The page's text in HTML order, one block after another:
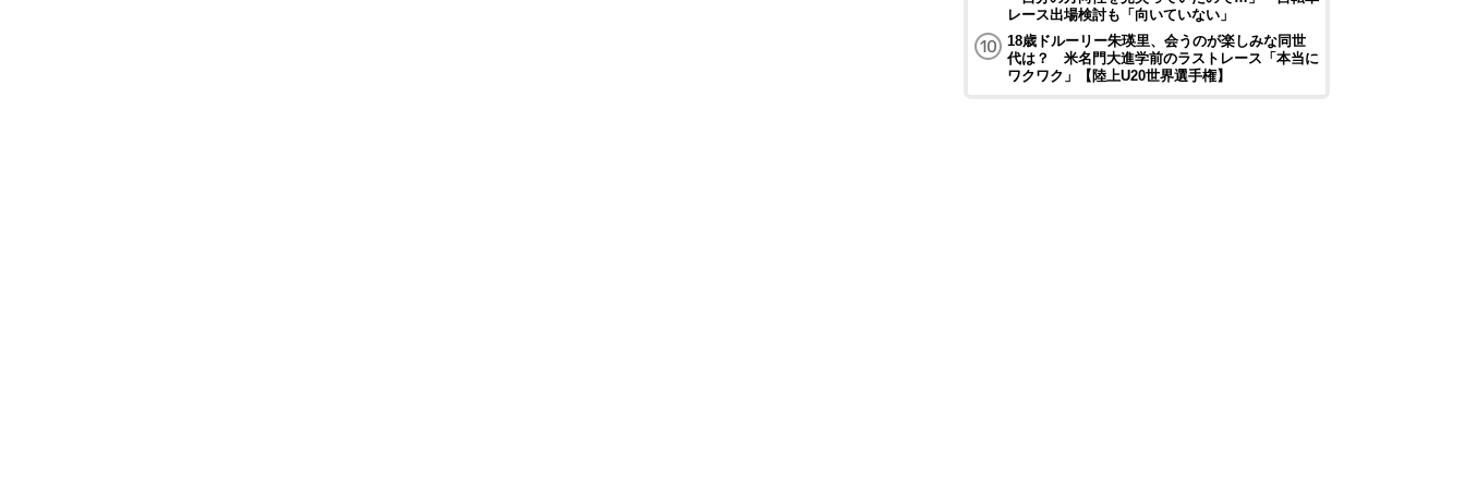
レース出場検討も「向いていない」
18歳ドルーリー朱瑛里、会うのが楽しみな同世
代は？ 米名門大進学前のラストレース「本当に
ワクワク」【陸上U20世界選手権】